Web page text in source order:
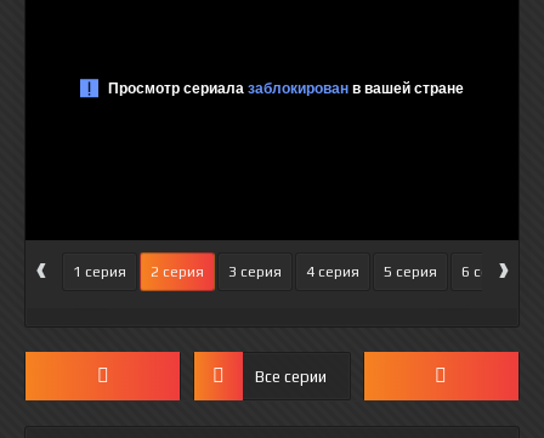
‹ 1 серия 2 серия 3 серия 4 серия 5 серия 6 серия
›
Все серии